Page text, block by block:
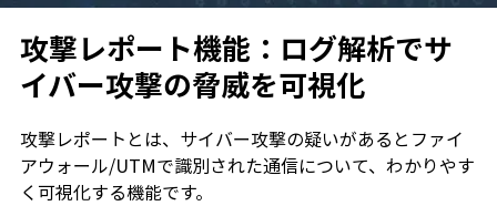
攻撃レポート機能：ログ解析でサ
イバー攻撃の脅威を可視化
攻撃レポートとは、サイバー攻撃の疑いがあるとファイ
アウォール/UTMで識別された通信について、わかりやす
く可視化する機能です。